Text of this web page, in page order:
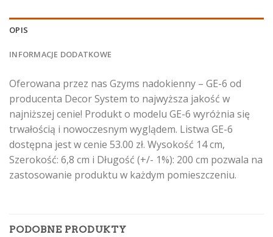
OPIS
INFORMACJE DODATKOWE
Oferowana przez nas Gzyms nadokienny – GE-6 od
producenta Decor System to najwyższa jakość w
najniższej cenie! Produkt o modelu GE-6 wyróżnia się
trwałością i nowoczesnym wyglądem. Listwa GE-6
dostępna jest w cenie 53.00 zł. Wysokość 14 cm,
Szerokość: 6,8 cm i Długość (+/- 1%): 200 cm pozwala na
zastosowanie produktu w każdym pomieszczeniu.
PODOBNE PRODUKTY